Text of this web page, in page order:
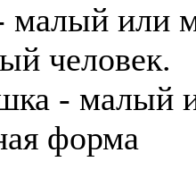
за границей
за рубежом
за
за
малый или
человек.
- малый
форма